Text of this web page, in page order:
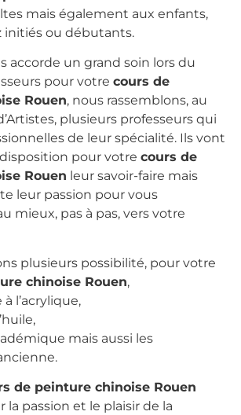
mais également aux enfants,
initiés ou débutants.
accorde un grand soin lors du
pour votre cours de
Rouen, nous rassemblons, au
plusieurs professeurs qui
de leur spécialité. Ils vont
pour votre cours de
Rouen leur savoir-faire mais
leur passion pour vous
mieux, pas à pas, vers votre
plusieurs possibilité, pour votre
chinoise Rouen,
l’acrylique,
mais aussi les
de peinture chinoise Rouen
la passion et le plaisir de la